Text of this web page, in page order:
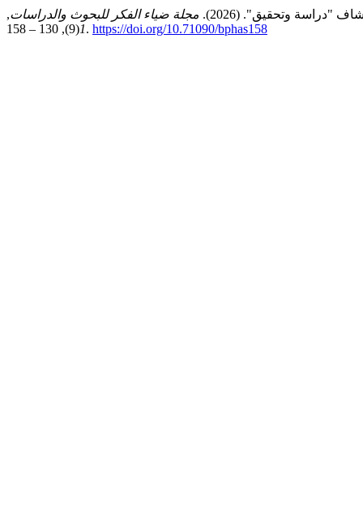
"دراسة وتحقيق". (2026). مجلة ضياء الفكر للبحوث والدراسات,
1(9), 130 – 158. https://doi.org/10.71090/bphas158